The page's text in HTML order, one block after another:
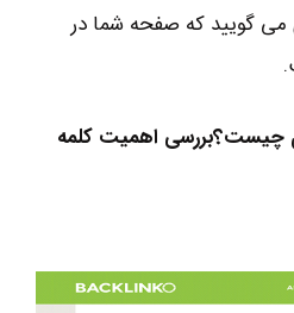
می گویید که صفحه شما در
چیست؟بررسی اهمیت کلمه